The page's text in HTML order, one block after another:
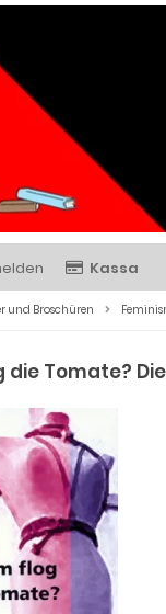
Kassa
und Broschüren
die Tomate?